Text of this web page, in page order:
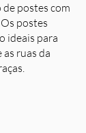
postes com
postes
ideais para
ruas da